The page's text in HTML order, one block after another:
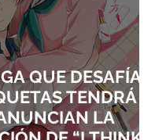
QUE DESAFÍA
TENDRÁ
LA